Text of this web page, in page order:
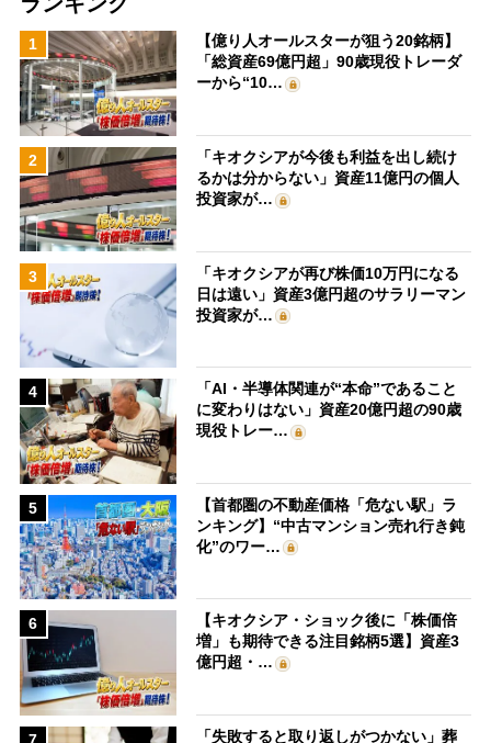
1
【億り人オールスターが狙う20銘柄】
「総資産69億円超」90歳現役トレーダ
ーから“10…
2
「キオクシアが今後も利益を出し続け
るかは分からない」資産11億円の個人
投資家が…
3
「キオクシアが再び株価10万円になる
日は遠い」資産3億円超のサラリーマン
投資家が…
4
「AI・半導体関連が“本命”であること
に変わりはない」資産20億円超の90歳
現役トレー…
5
【首都圏の不動産価格「危ない駅」ラ
ンキング】“中古マンション売れ行き鈍
化”のワー…
6
【キオクシア・ショック後に「株価倍
増」も期待できる注目銘柄5選】資産3
億円超・…
7
「失敗すると取り返しがつかない」葬